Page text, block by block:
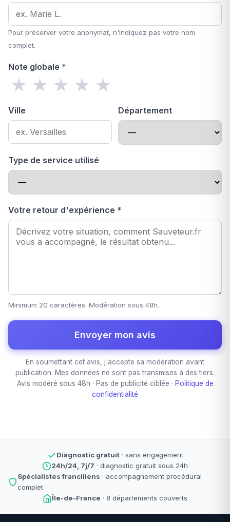
Pour préserver votre anonymat, n'indiquez pas votre nom
complet.
Note globale *
★
★
★
★
★
Ville Département
Type de service utilisé
Votre retour d'expérience *
Minimum 20 caractères. Modération sous 48h.
Envoyer mon avis
En soumettant cet avis, j'accepte sa modération avant
publication. Mes données ne sont pas transmises à des tiers.
Avis modéré sous 48h · Pas de publicité ciblée · Politique de
confidentialité
Diagnostic gratuit· sans engagement
24h/24, 7j/7 · diagnostic gratuit sous 24h
Spécialistes franciliens · accompagnement procédural
complet
Île-de-France · 8 départements couverts